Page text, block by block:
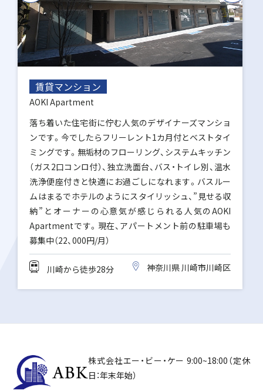
賃貸マンション
AOKI Apartment
落ち着いた住宅街に佇む人気のデザイナーズマンショ
ンです。今でしたらフリーレント1カ月付とベストタイ
ミングです。無垢材のフローリング、システムキッチン
（ガス2口コンロ付）、独立洗面台、バス・トイレ別、温水
洗浄便座付きと快適にお過ごしになれます。バスルー
ムはまるでホテルのようにスタイリッシュ、”見せる収
納”とオーナーの心意気が感じられる人気のAOKI
Apartmentです。現在、アパートメント前の駐車場も
募集中（22、000円/月）
川崎から徒歩28分 神奈川県 川崎市川崎区
株式会社エー・ビー・ケー 9:00~18:00（定休
日：年末年始）